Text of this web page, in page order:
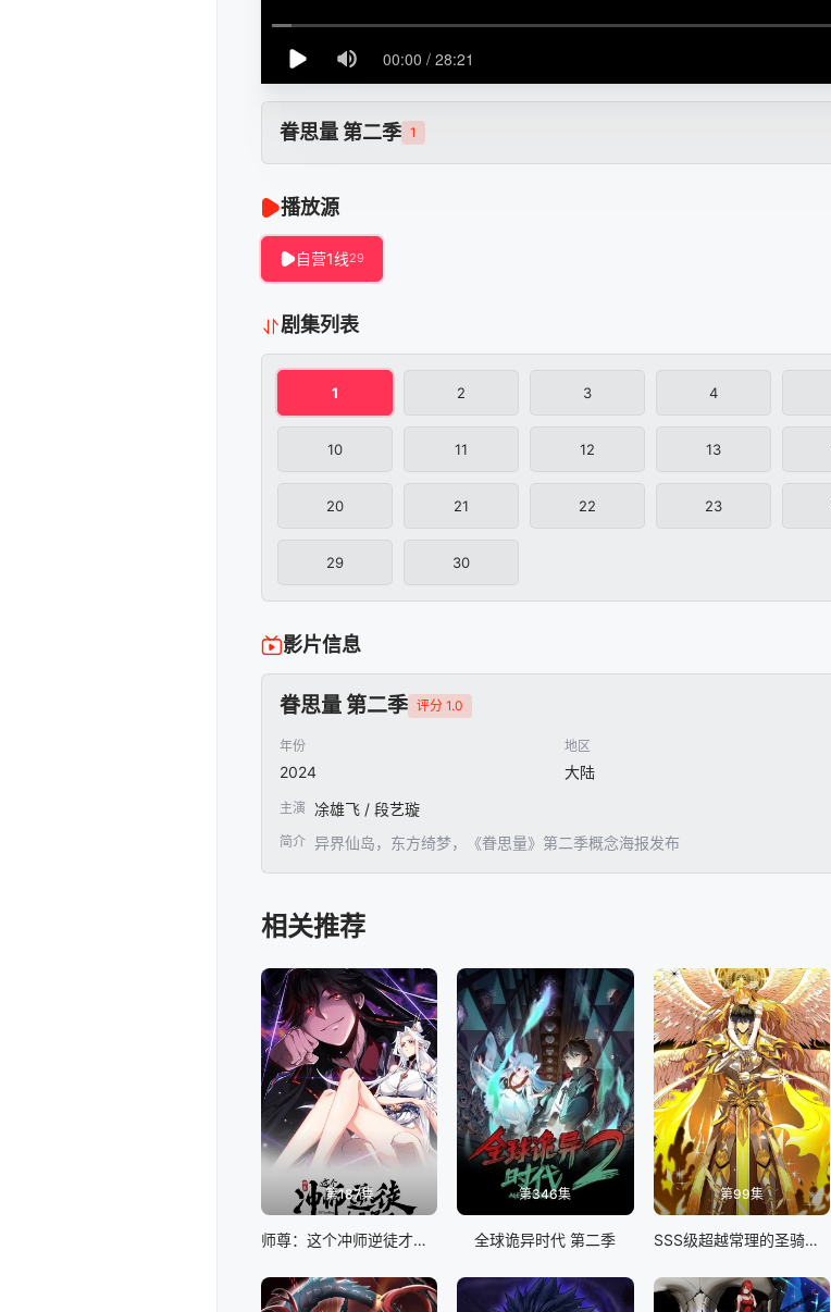
眷思量 第二季 1
播放源
自营1线29
剧集列表
1 2 3 4
10 11 12 13
20 21 22 23
29 30
影片信息
眷思量 第二季 评分 1.0
年份
2024
地区
大陆
主演 凃雄飞 / 段艺璇
简介 异界仙岛，东方绮梦，《眷思量》第二季概念海报发布
相关推荐
第187集
师尊：这个冲师逆徒才不是圣子 动态漫画
第346集
全球诡异时代 第二季
第99集
SSS级超越常理的圣骑士 动态漫画